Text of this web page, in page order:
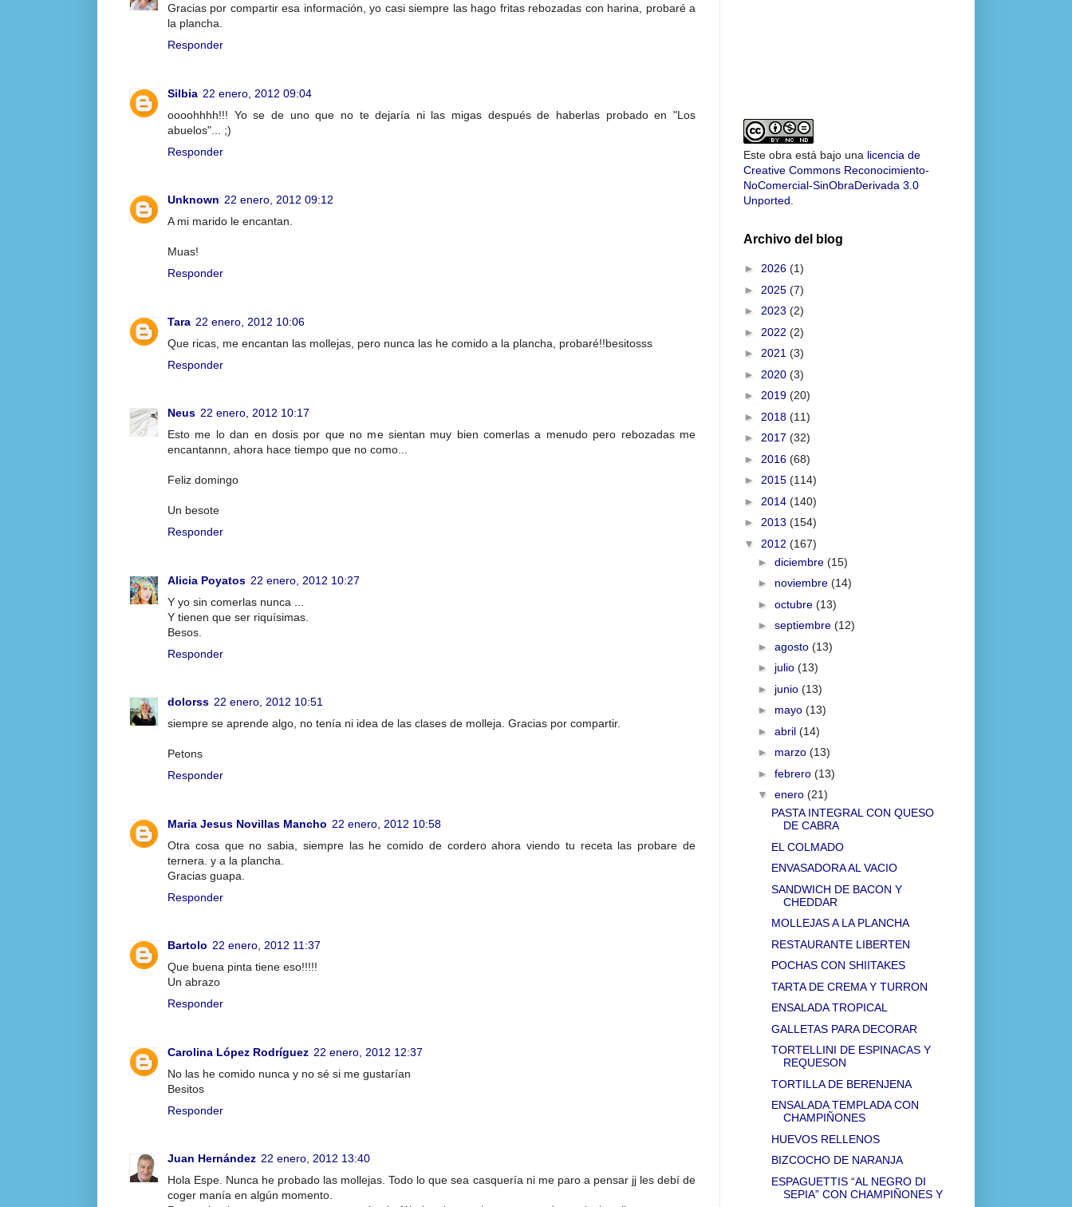
Gracias por compartir esa información, yo casi siempre las hago fritas rebozadas con harina, probaré a
la plancha.
Responder
Silbia 22 enero, 2012 09:04
oooohhhh!!! Yo se de uno que no te dejaría ni las migas después de haberlas probado en "Los
abuelos"... ;)
Responder
Unknown 22 enero, 2012 09:12
A mi marido le encantan.
Muas!
Responder
Tara 22 enero, 2012 10:06
Que ricas, me encantan las mollejas, pero nunca las he comido a la plancha, probaré!!besitosss
Responder
Neus 22 enero, 2012 10:17
Esto me lo dan en dosis por que no me sientan muy bien comerlas a menudo pero rebozadas me
encantannn, ahora hace tiempo que no como...
Feliz domingo
Un besote
Responder
Alicia Poyatos 22 enero, 2012 10:27
Y yo sin comerlas nunca ...
Y tienen que ser riquísimas.
Besos.
Responder
dolorss 22 enero, 2012 10:51
siempre se aprende algo, no tenía ni idea de las clases de molleja. Gracias por compartir.
Petons
Responder
Maria Jesus Novillas Mancho 22 enero, 2012 10:58
Otra cosa que no sabia, siempre las he comido de cordero ahora viendo tu receta las probare de
ternera. y a la plancha.
Gracias guapa.
Responder
Bartolo 22 enero, 2012 11:37
Que buena pinta tiene eso!!!!!
Un abrazo
Responder
Carolina López Rodríguez 22 enero, 2012 12:37
No las he comido nunca y no sé si me gustarían
Besitos
Responder
Juan Hernández 22 enero, 2012 13:40
Hola Espe. Nunca he probado las mollejas. Todo lo que sea casquería ni me paro a pensar jj les debí de
coger manía en algún momento.
Este obra está bajo una licencia de
Creative Commons Reconocimiento-
NoComercial-SinObraDerivada 3.0
Unported
Archivo del blog
► 2026 (1)
► 2025 (7)
► 2023 (2)
► 2022 (2)
► 2021 (3)
► 2020 (3)
► 2019 (20)
► 2018 (11)
► 2017 (32)
► 2016 (68)
► 2015 (114)
► 2014 (140)
► 2013 (154)
▼ 2012 (167)
► diciembre (15)
► noviembre (14)
► octubre (13)
► septiembre (12)
► agosto (13)
► julio (13)
► junio (13)
► mayo (13)
► abril (14)
► marzo (13)
► febrero (13)
▼ enero (21)
PASTA INTEGRAL CON QUESO
DE CABRA
EL COLMADO
ENVASADORA AL VACIO
SANDWICH DE BACON Y
CHEDDAR
MOLLEJAS A LA PLANCHA
RESTAURANTE LIBERTEN
POCHAS CON SHIITAKES
TARTA DE CREMA Y TURRON
ENSALADA TROPICAL
GALLETAS PARA DECORAR
TORTELLINI DE ESPINACAS Y
REQUESON
TORTILLA DE BERENJENA
ENSALADA TEMPLADA CON
CHAMPIÑONES
HUEVOS RELLENOS
BIZCOCHO DE NARANJA
ESPAGUETTIS “AL NEGRO DI
SEPIA” CON CHAMPIÑONES Y